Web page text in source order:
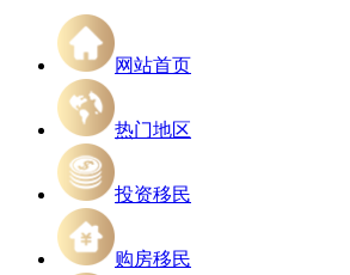
网站首页
热门地区
投资移民
购房移民